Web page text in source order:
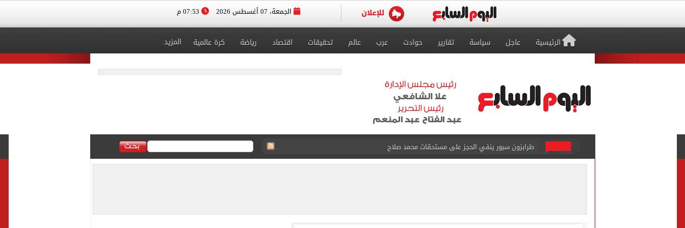
الجمعة، 07 أغسطس 2026
الرئيسية عاجل سياسة تقارير حوادث عرب عالم تحقيقات اقتصاد رياضة كرة عالمية المزيد
منتخب ناشئات كرة اليد يخسر أمام إسبانيا 27 - 26 فى نصف نهائى بطولة العالم
قفزة أعادت الزمن الجميل.. رأسية وائل جمعة فى مران الأهلي تستحضر أمجاد الصخرة
الزمالك يبلغ 4 لاعبين بعدم التواجد مع الفريق الأول بالموسم الجديد